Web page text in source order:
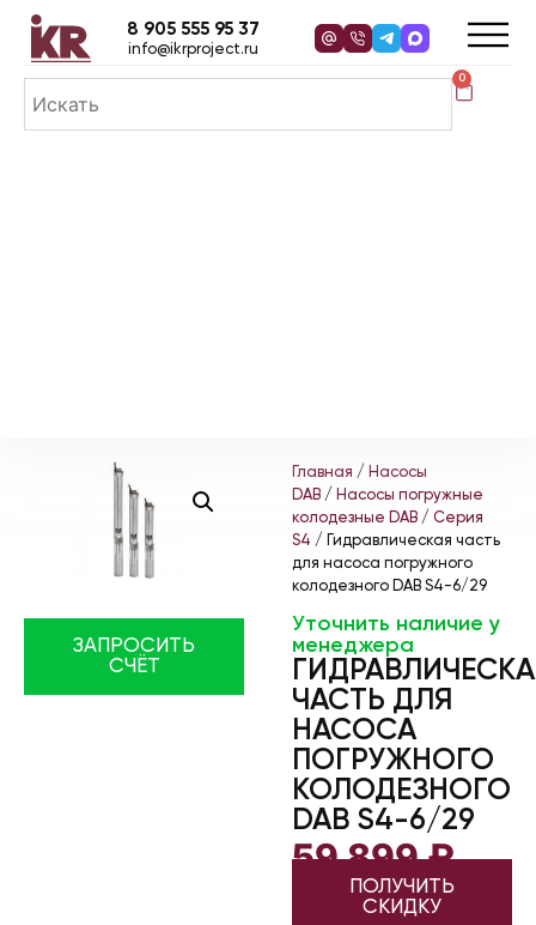
0
8 905 555 95 37
info@ikrproject.ru
ЗАПРОСИТЬ
СЧЁТ
Главная / Насосы
DAB / Насосы погружные
колодезные DAB / Серия
S4 / Гидравлическая часть
для насоса погружного
колодезного DAB S4-6/29
Уточнить наличие у
менеджера
ЧАСТЬ ДЛЯ
НАСОСА
ПОГРУЖНОГО
КОЛОДЕЗНОГО
DAB S4-6/29
59 899₽
ПОЛУЧИТЬ
СКИДКУ